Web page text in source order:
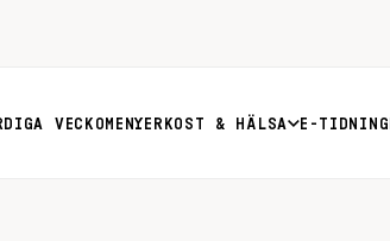
VECKOMENYER KOST & HÄLSA E-TIDNING